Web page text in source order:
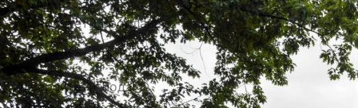
Університети Вроцлава
Університети Любліна
Університети Лодзі